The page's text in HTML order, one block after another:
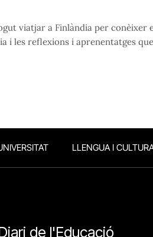
viatjar a Finlàndia per conèixer
i les reflexions i aprenentatges
LLENGUA I